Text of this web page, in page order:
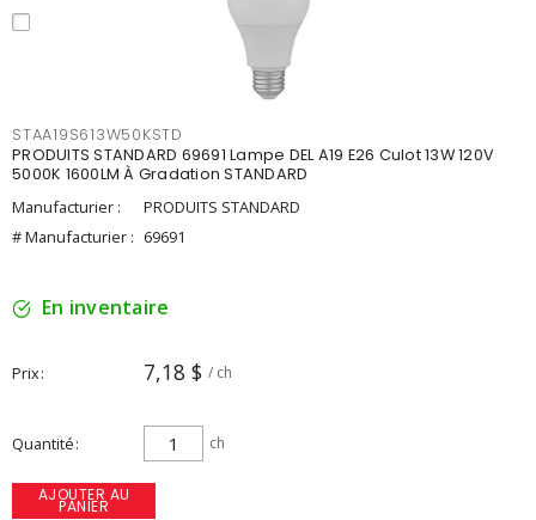
STAA19S613W50KSTD
PRODUITS STANDARD 69691 Lampe DEL A19 E26 Culot 13W 120V
5000K 1600LM À Gradation STANDARD
Manufacturier :
PRODUITS STANDARD
# Manufacturier : 69691
En inventaire
Prix 7,18 $ / ch
Quantité ch
AJOUTER AU
PANIER